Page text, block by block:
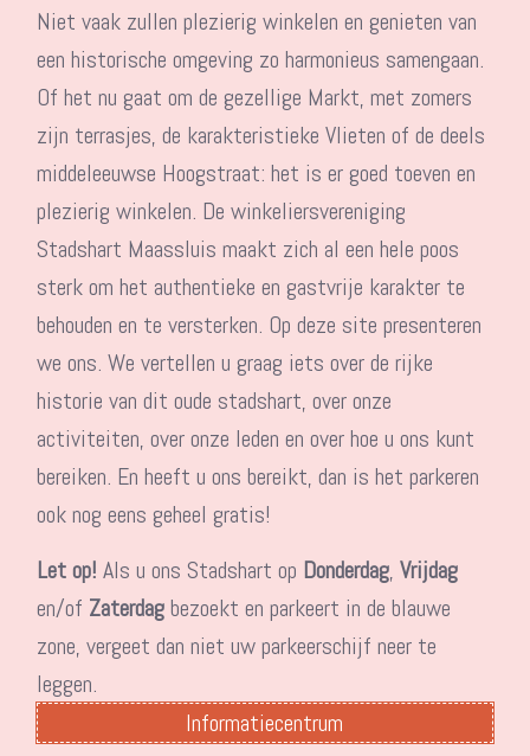
Niet vaak zullen plezierig winkelen en genieten van
een historische omgeving zo harmonieus samengaan.
Of het nu gaat om de gezellige Markt, met zomers
zijn terrasjes, de karakteristieke Vlieten of de deels
middeleeuwse Hoogstraat: het is er goed toeven en
plezierig winkelen. De winkeliersvereniging
Stadshart Maassluis maakt zich al een hele poos
sterk om het authentieke en gastvrije karakter te
behouden en te versterken. Op deze site presenteren
we ons. We vertellen u graag iets over de rijke
historie van dit oude stadshart, over onze
activiteiten, over onze leden en over hoe u ons kunt
bereiken. En heeft u ons bereikt, dan is het parkeren
ook nog eens geheel gratis!
Let op! Als u ons Stadshart op Donderdag,Vrijdag
en/of Zaterdagbezoekt en parkeert in de blauwe
zone, vergeet dan niet uw parkeerschijf neer te
leggen.
Informatiecentrum